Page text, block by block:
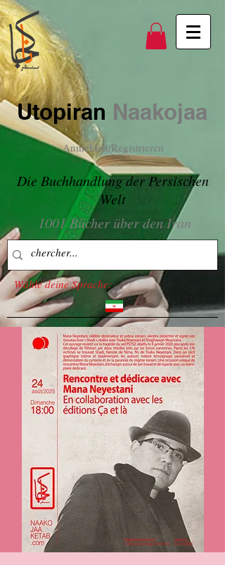
Utopiran Naakojaa
Anmelden/Registrieren
Die Buchhandlung der Persischen
Welt
1001 Bücher über den Iran
Wähle deine Sprache: